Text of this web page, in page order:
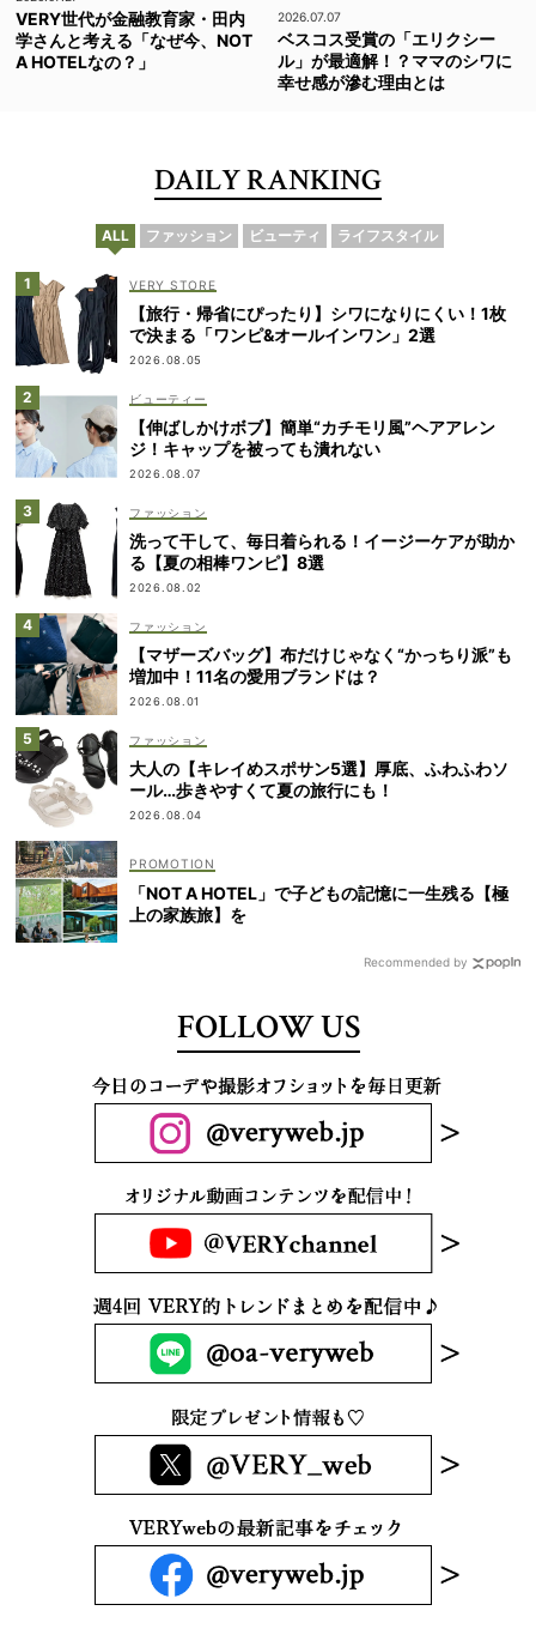
VERY世代が金融教育家・田内
学さんと考える「なぜ今、NOT
A HOTELなの？」
2026.07.07
ベスコス受賞の「エリクシー
ル」が最適解！？ママのシワに
幸せ感が滲む理由とは
DAILY RANKING
ALL ファッション ビューティ ライフスタイル
VERY STORE
【旅行・帰省にぴったり】シワになりにくい！1枚
で決まる「ワンピ&オールインワン」2選
2026.08.05
ビューティー
【伸ばしかけボブ】簡単“カチモリ風”ヘアアレン
ジ！キャップを被っても潰れない
2026.08.07
ファッション
洗って干して、毎日着られる！イージーケアが助か
る【夏の相棒ワンピ】8選
2026.08.02
ファッション
【マザーズバッグ】布だけじゃなく“かっちり派”も
増加中！11名の愛用ブランドは？
2026.08.01
ファッション
大人の【キレイめスポサン5選】厚底、ふわふわソ
ール…歩きやすくて夏の旅行にも！
2026.08.04
「NOT A HOTEL」で子どもの記憶に一生残る【極
上の家族旅】を
Recommended by
FOLLOW US